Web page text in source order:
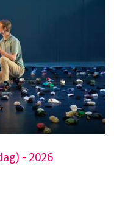
- 2026